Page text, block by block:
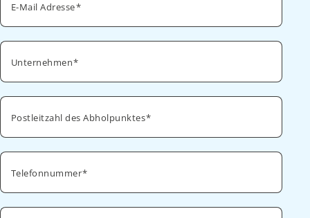
E-Mail Adresse
Unternehmen
Postleitzahl des Abholpunktes
Telefonnummer